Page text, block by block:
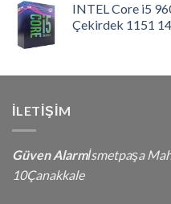
INTEL Core i5
Çekirdek 1151
İLETIŞIM
Güven Alarmİsmetpaşa
10Çanakkale